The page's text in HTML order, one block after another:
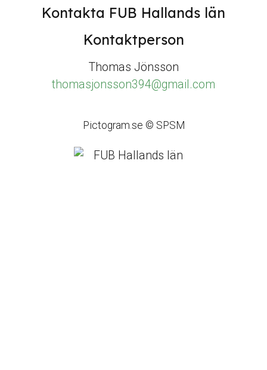
Kontakta FUB Hallands län
Kontaktperson
Thomas Jönsson
thomasjonsson394@gmail.com
Pictogram.se © SPSM